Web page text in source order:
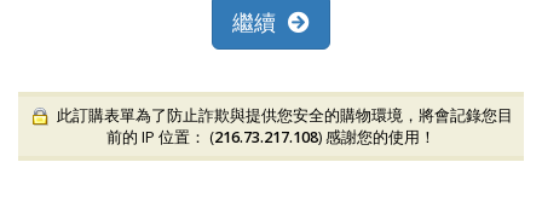
繼續
此訂購表單為了防止詐欺與提供您安全的購物環境，將會記錄您目
前的 IP 位置： (216.73.217.108) 感謝您的使用！